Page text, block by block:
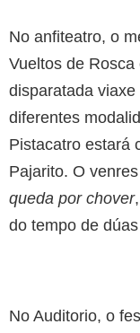
No anfiteatro, o
Vueltos de Rosca
disparatada
diferentes
Pistacatro estará
Pajarito. O
queda por chover
do tempo de
No Auditorio, o